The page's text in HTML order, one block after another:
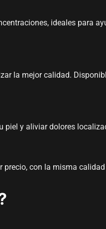
ideales para
la mejor calidad.
piel y aliviar dolores
precio, con la misma